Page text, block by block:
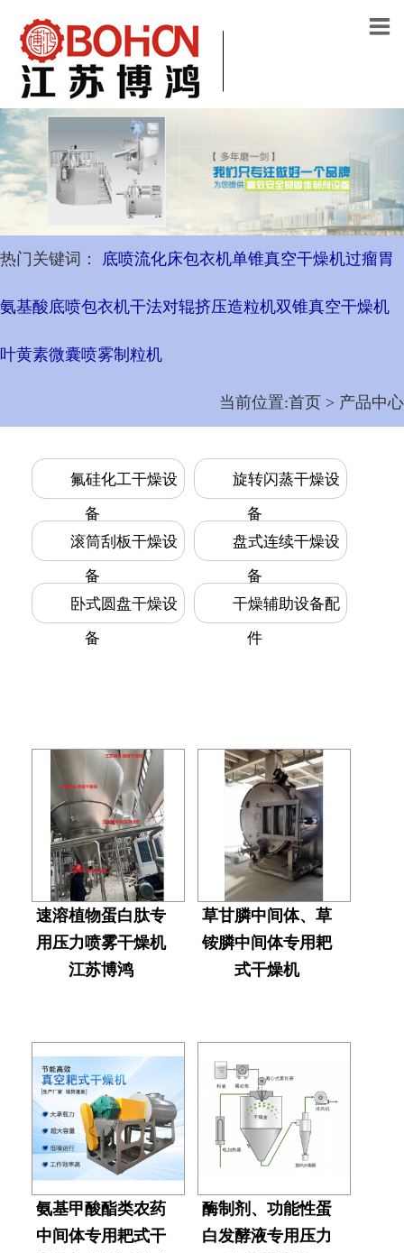
热门关键词： 底喷流化床包衣机单锥真空干燥机过瘤胃
氨基酸底喷包衣机干法对辊挤压造粒机双锥真空干燥机
叶黄素微囊喷雾制粒机
当前位置:首页 > 产品中心
氟硅化工干燥设
备
旋转闪蒸干燥设
备
滚筒刮板干燥设
备
盘式连续干燥设
备
卧式圆盘干燥设
备
干燥辅助设备配
件
速溶植物蛋白肽专
用​压力喷雾干燥机
江苏博鸿
草甘膦中间体、草
铵膦中间体专用耙
式干燥机
氨基甲酸酯类农药
中间体专用耙式干
酶制剂、功能性蛋
白发酵液专用压力